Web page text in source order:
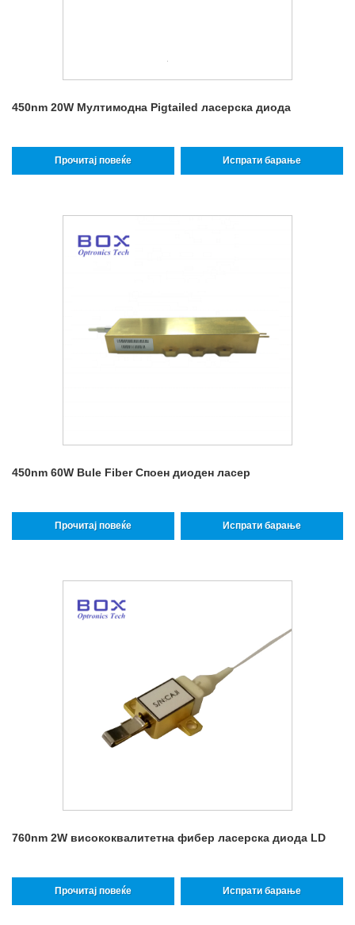
450nm 20W Мултимодна Pigtailed ласерска диода
Прочитај повеќе Испрати барање
450nm 60W Bule Fiber Споен диоден ласер
Прочитај повеќе Испрати барање
760nm 2W висококвалитетна фибер ласерска диода LD
Прочитај повеќе Испрати барање